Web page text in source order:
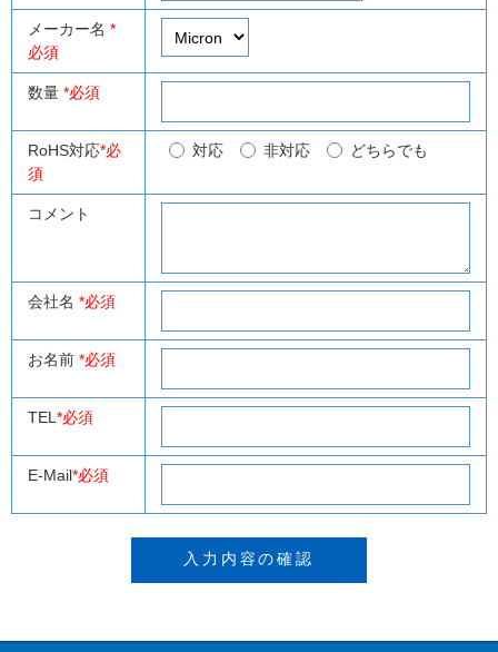
メーカー名 *
必須
数量 *必須
RoHS対応*必
須
対応 非対応 どちらでも
コメント
会社名 *必須
お名前 *必須
TEL *必須
E-Mail*必須